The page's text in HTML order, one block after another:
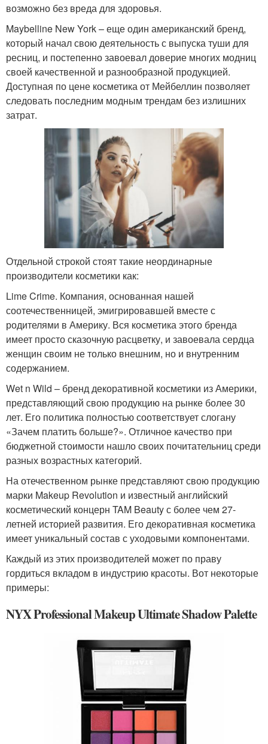
возможно без вреда для здоровья.
Maybelline New York – еще один американский бренд,
который начал свою деятельность с выпуска туши для
ресниц, и постепенно завоевал доверие многих модниц
своей качественной и разнообразной продукцией.
Доступная по цене косметика от Мейбеллин позволяет
следовать последним модным трендам без излишних
затрат.
Отдельной строкой стоят такие неординарные
производители косметики как:
Lime Crime. Компания, основанная нашей
соотечественницей, эмигрировавшей вместе с
родителями в Америку. Вся косметика этого бренда
имеет просто сказочную расцветку, и завоевала сердца
женщин своим не только внешним, но и внутренним
содержанием.
Wet n Wild – бренд декоративной косметики из Америки,
представляющий свою продукцию на рынке более 30
лет. Его политика полностью соответствует слогану
«Зачем платить больше?». Отличное качество при
бюджетной стоимости нашло своих почитательниц среди
разных возрастных категорий.
На отечественном рынке представляют свою продукцию
марки Makeup Revolution и известный английский
косметический концерн TAM Beauty с более чем 27-
летней историей развития. Его декоративная косметика
имеет уникальный состав с уходовыми компонентами.
Каждый из этих производителей может по праву
гордиться вкладом в индустрию красоты. Вот некоторые
примеры:
NYX Professional Makeup Ultimate Shadow Palette